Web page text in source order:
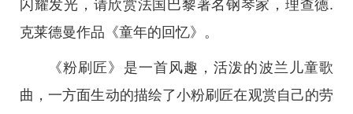
闪耀发光，请欣赏法国巴黎著名钢琴家，理查德.
克莱德曼作品《童年的回忆》。
《粉刷匠》是一首风趣，活泼的波兰儿童歌
曲，一方面生动的描绘了小粉刷匠在观赏自己的劳